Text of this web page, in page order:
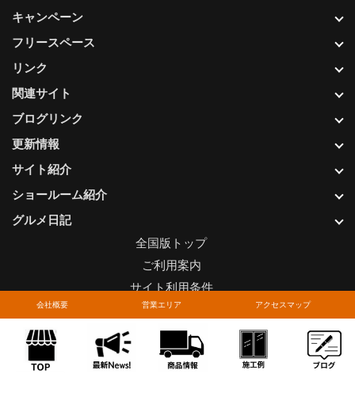
会社概要 営業エリア アクセスマップ
更新情報
サイト紹介
ショールーム紹介
グルメ日記
キャンペーン
フリースペース
リンク
関連サイト
ブログリンク
全国版トップ
ご利用案内
サイト利用条件
プライバシーポリシー
関連リンク
お問い合わせについて